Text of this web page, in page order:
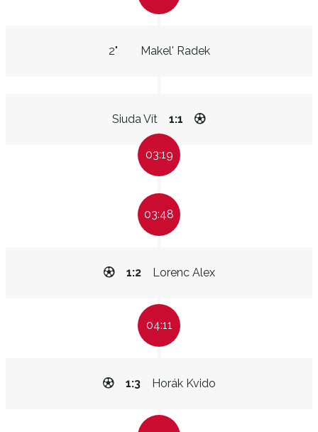
Makel' Radek
2"
Siuda Vít 1:1
03:19
03:48
Lorenc Alex
1:2
04:11
Horák Kvido
1:3